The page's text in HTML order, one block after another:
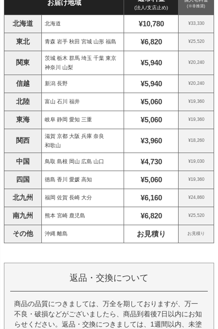
お届け地域
(法人/支店止め) (※非推奨)
北海道 北海道 ¥10,780 ¥33,330
東北 青森 岩手 秋田 宮城 山形 福島 ¥6,820 ¥25,520
関東
茨城 栃木 群馬 埼玉 千葉 東京
神奈川 山梨
¥5,940 ¥20,240
信越 新潟 長野 ¥5,940 ¥20,240
北陸 富山 石川 福井 ¥5,060 ¥19,360
東海 岐阜 静岡 愛知 三重 ¥5,060 ¥19,360
関西
滋賀 京都 大阪 兵庫 奈良
和歌山
¥3,960 ¥18,260
中国 鳥取 島根 岡山 広島 山口 ¥4,730 ¥19,030
四国 徳島 香川 愛媛 高知 ¥5,060 ¥19,360
北九州 福岡 佐賀 長崎 大分 ¥6,160 ¥24,860
南九州 熊本 宮崎 鹿児島 ¥6,820 ¥25,520
その他 沖縄 離島 お見積り お見積り
返品・交換について
商品の品質につきましては、万全を期しておりますが、万一
不良・破損などがございましたら、商品到着後7日以内にお知
らせください。返品・交換につきましては、1週間以内、未塗